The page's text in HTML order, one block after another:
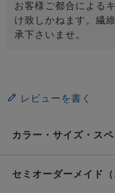
お客様ご都合による
け致しかねます。繊
承下さいませ。
レビューを書く
カラー・サイズ・スペ
セミオーダーメイド